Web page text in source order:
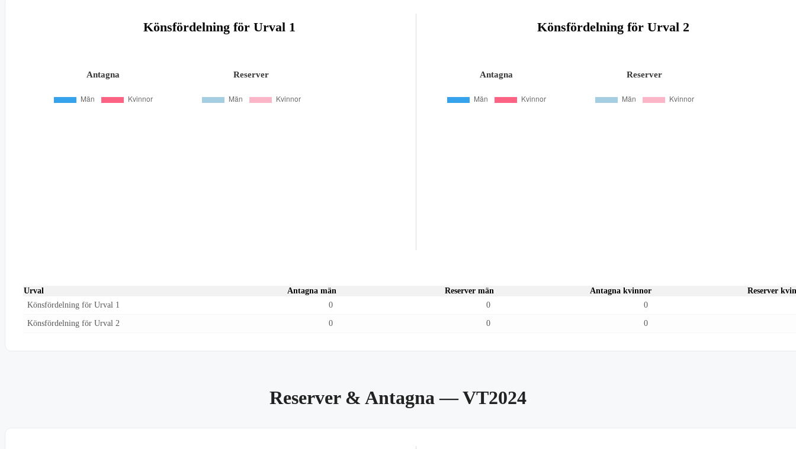
Könsfördelning för Urval 1
Antagna Reserver
Könsfördelning för Urval 2
Antagna Reserver
Urval Antagna män Reserver män Antagna kvinnor
Reserver
Könsfördelning för Urval 1
0 0 0
Könsfördelning för Urval 2 0 0 0
Reserver & Antagna— VT2024